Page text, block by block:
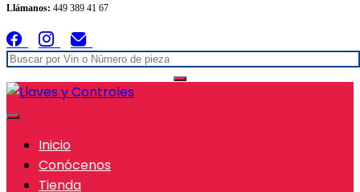
Llámanos: 449 389 41 67
Inicio
Conócenos
Tienda